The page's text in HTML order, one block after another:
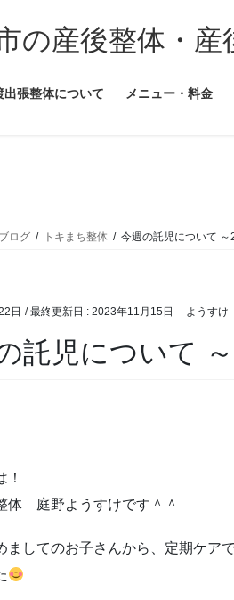
の産後整体・
出張整体について メニュー・料金
ブログ トキまち整体 今週の託児について ～
日 / 最終更新日 : 2023年11月15日 ようすけ
託児について
！
体 庭野ようすけです＾＾
ましてのお子さんから、定期ケア